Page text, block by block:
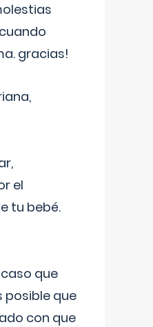
gracias!
el
tu bebé.
que
posible que
con que